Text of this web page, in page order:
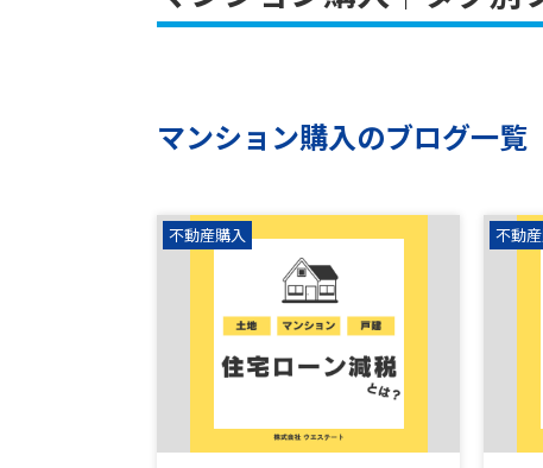
マンション購入のブログ一覧
不動産購入 不動